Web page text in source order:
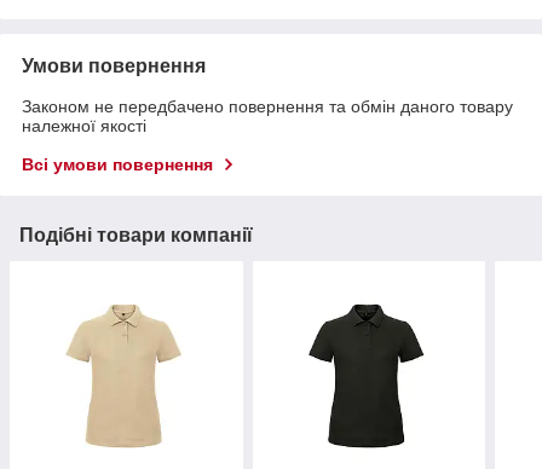
Умови повернення
Законом не передбачено повернення та обмін даного товару
належної якості
Всі умови повернення
Подібні товари компанії